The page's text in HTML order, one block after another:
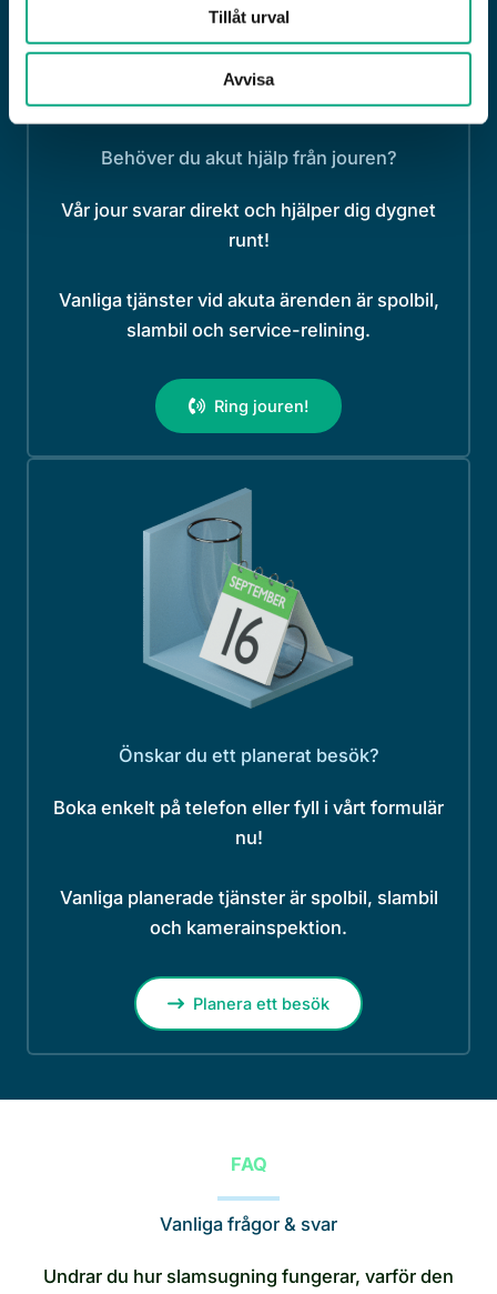
Tillåt urval
Avvisa
Behöver du akut hjälp från jouren?
Vår jour svarar direkt och hjälper dig dygnet
runt!
Vanliga tjänster vid akuta ärenden är spolbil,
slambil och service-relining.
Ring jouren!
Önskar du ett planerat besök?
Boka enkelt på telefon eller fyll i vårt formulär
nu!
Vanliga planerade tjänster är spolbil, slambil
och kamerainspektion.
Planera ett besök
FAQ
Vanliga frågor & svar
Undrar du hur slamsugning fungerar, varför den